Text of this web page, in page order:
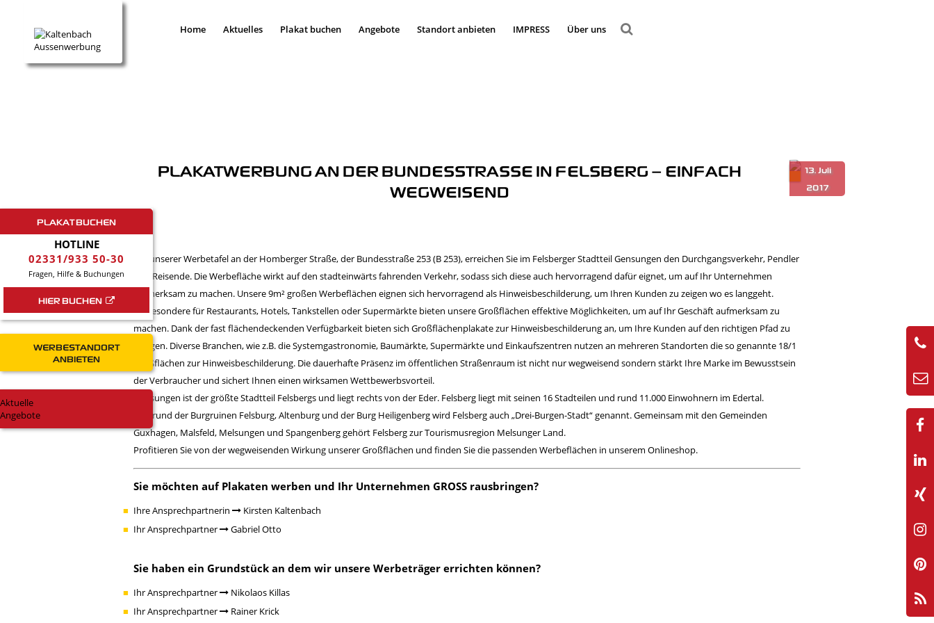
Home Aktuelles Plakat buchen Angebote Standort anbieten IMPRESS Über uns
PLAKATWERBUNG AN DER BUNDESSTRASSE IN FELSBERG – EINFACH W
EGWEISEND
Mit unserer Werbetafel an der Homberger Straße, der Bundesstraße 253 (B 253), erreichen Sie im Felsberger Stadtteil Gensungen den Durchgangsverkehr, Pendler
und Reisende. Die Werbefläche wirkt auf den stadteinwärts fahrenden Verkehr, sodass sich diese auch hervorragend dafür eignet, um auf Ihr Unternehmen
aufmerksam zu machen. Unsere 9m² großen Werbeflächen eignen sich hervorragend als Hinweisbeschilderung, um Ihren Kunden zu zeigen wo es langgeht.
Insbesondere für Restaurants, Hotels, Tankstellen oder Supermärkte bieten unsere Großflächen effektive Möglichkeiten, um auf Ihr Geschäft aufmerksam zu
machen. Dank der fast flächendeckenden Verfügbarkeit bieten sich Großflächenplakate zur Hinweisbeschilderung an, um Ihre Kunden auf den richtigen Pfad zu
bringen. Diverse Branchen, wie z.B. die Systemgastronomie, Baumärkte, Supermärkte und Einkaufszentren nutzen an mehreren Standorten die so genannte 18/1
Großflächen zur Hinweisbeschilderung. Die dauerhafte Präsenz im öffentlichen Straßenraum ist nicht nur wegweisend sondern stärkt Ihre Marke im Bewusstsein
der Verbraucher und sichert Ihnen einen wirksamen Wettbewerbsvorteil.
Gensungen ist der größte Stadtteil Felsbergs und liegt rechts von der Eder. Felsberg liegt mit seinen 16 Stadteilen und rund 11.000 Einwohnern im Edertal.
Aufgrund der Burgruinen Felsburg, Altenburg und der Burg Heiligenberg wird Felsberg auch „Drei-Burgen-Stadt“ genannt. Gemeinsam mit den Gemeinden
Guxhagen, Malsfeld, Melsungen und Spangenberg gehört Felsberg zur Tourismusregion Melsunger Land.
Profitieren Sie von der wegweisenden Wirkung unserer Großflächen und finden Sie die passenden Werbeflächen in unserem Onlineshop.
Sie möchten auf Plakaten werben und Ihr Unternehmen GROSS rausbringen?
Ihre Ansprechpartnerin
Kirsten Kaltenbach
Ihr Ansprechpartner
Gabriel Otto
Sie haben ein Grundstück an dem wir unsere Werbeträger errichten können?
Ihr Ansprechpartner
Nikolaos Killas
Ihr Ansprechpartner
Rainer Krick
PLAKAT BUCHEN
HOTLINE
02331/933 50-30
Fragen, Hilfe & Buchungen
HIER BUCHEN
WERBESTANDORT
ANBIETEN
Aktuelle
Angebote